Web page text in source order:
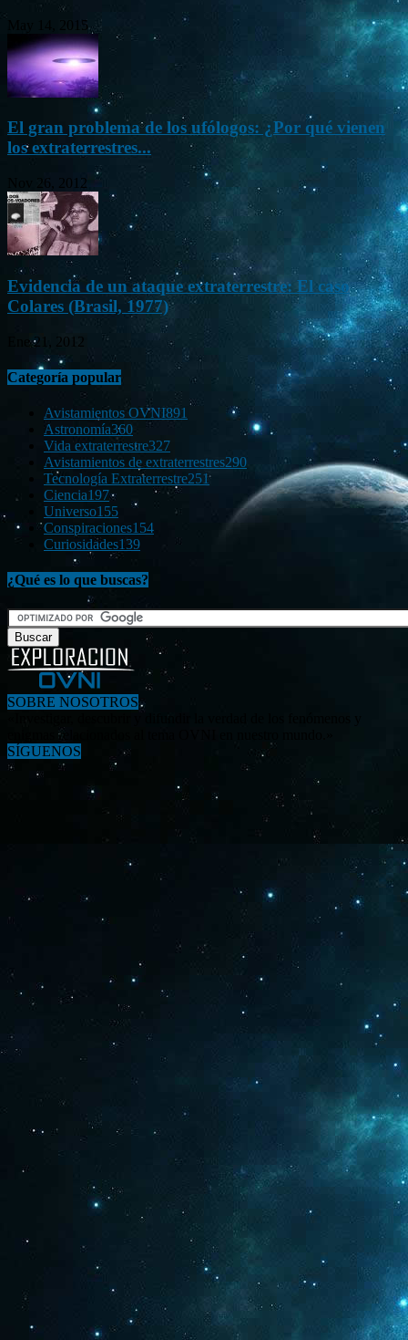
May 14, 2015
El gran problema de los ufólogos: ¿Por qué vienen
los extraterrestres...
Nov 26, 2012
Evidencia de un ataque extraterrestre: El caso
Colares (Brasil, 1977)
Ene 21, 2012
Categoría popular
Avistamientos OVNI891
Astronomía360
Vida extraterrestre327
Avistamientos de extraterrestres290
Tecnología Extraterrestre251
Ciencia197
Universo155
Conspiraciones154
Curiosidades139
¿Qué es lo que buscas?
SOBRE NOSOTROS
enigmas relacionados al tema OVNI en nuestro mundo.»
SÍGUENOS